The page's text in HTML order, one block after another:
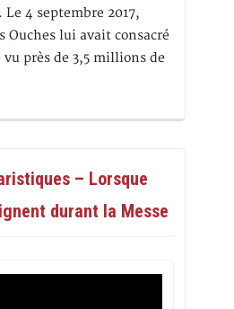
Le 4 septembre 2017,
Ouches lui avait consacré
près de 3,5 millions de
– Lorsque
durant la Messe